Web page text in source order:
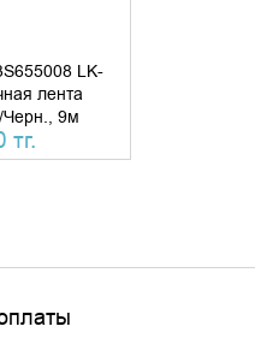
LK-
лента
9м
тг.